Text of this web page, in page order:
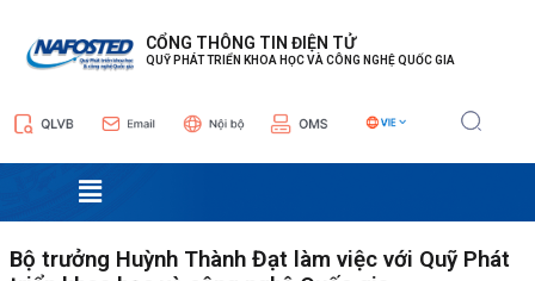
CỔNG THÔNG TIN ĐIỆN TỬ
QUỸ PHÁT TRIỂN KHOA HỌC VÀ CÔNG NGHỆ QUỐC GIA
Menu
Bộ trưởng Huỳnh Thành Đạt làm việc với Quỹ Phát
hướng
bài